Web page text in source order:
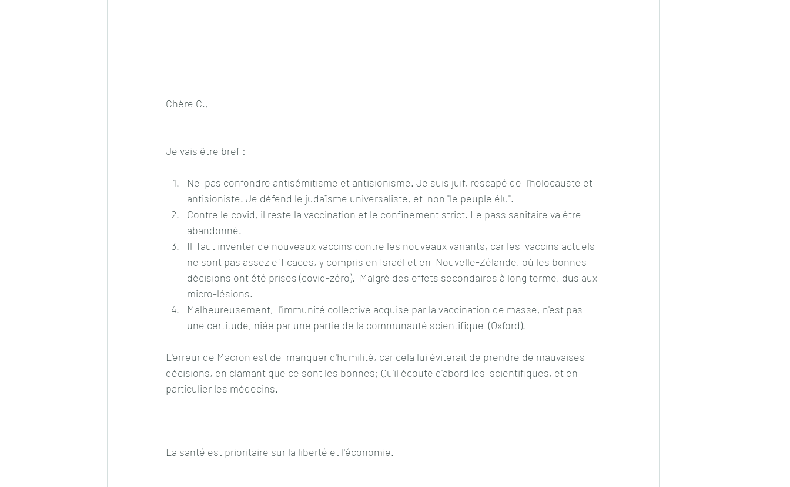
Chère C.,
Je vais être bref :
Ne  pas confondre antisémitisme et antisionisme. Je suis juif, rescapé de  l'holocauste et
antisioniste. Je défend le judaïsme universaliste, et  non "le peuple élu".
Contre le covid, il reste la vaccination et le confinement strict. Le pass sanitaire va être
abandonné.
Il  faut inventer de nouveaux vaccins contre les nouveaux variants, car les  vaccins actuels
ne sont pas assez efficaces, y compris en Israël et en  Nouvelle-Zélande, où les bonnes
décisions ont été prises (covid-zéro).  Malgré des effets secondaires à long terme, dus aux
micro-lésions.
Malheureusement,  l'immunité collective acquise par la vaccination de masse, n'est pas
une certitude, niée par une partie de la communauté scientifique  (Oxford).
L'erreur de Macron est de  manquer d'humilité, car cela lui éviterait de prendre de mauvaises
décisions, en clamant que ce sont les bonnes; Qu'il écoute d'abord les  scientifiques, et en
particulier les médecins.
La santé est prioritaire sur la liberté et l'économie.